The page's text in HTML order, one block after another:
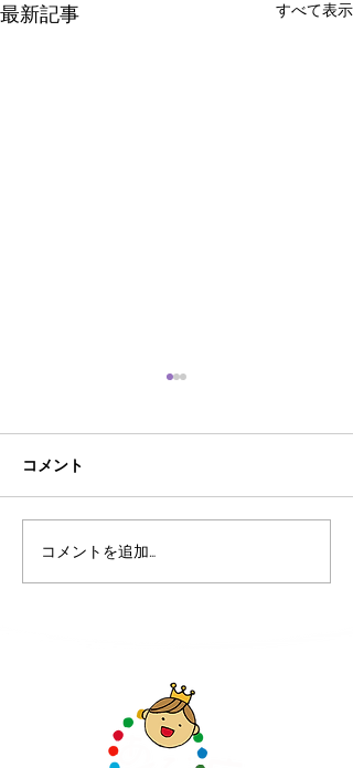
最新記事 すべて表示
AI時代におけるあそびの
大切さ
コメント
コメントを追加…